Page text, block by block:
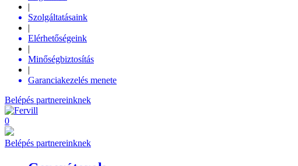
|
Szolgáltatásaink
|
Elérhetőségeink
|
Minőségbiztosítás
|
Garanciakezelés menete
Belépés partnereinknek
0
Belépés partnereinknek